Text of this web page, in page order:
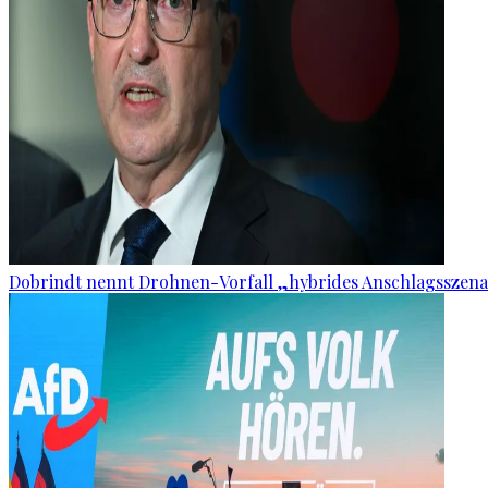
Dobrindt nennt Drohnen-Vorfall „hybrides